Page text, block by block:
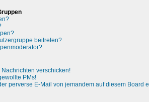
beitreten?
verschicken!
PMs!
perverse E-Mail von jemandem auf diesem Board